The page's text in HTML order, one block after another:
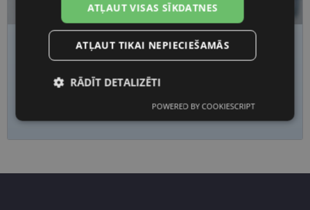
Nogurums, migla vai saspringums acīs?
Pārbaudi redzilaicīgi
Piesakies redzes pārbaudei
ATĻAUT VISAS SĪKDATNES
ATĻAUT TIKAI NEPIECIEŠAMĀS
RĀDĪT DETALIZĒTI
sīkdatnes
Statistikas
sīkdatnes
Mārketinga
Funkcionālās
POWERED BY COOKIESCRIPT